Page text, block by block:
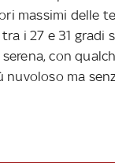
massimi delle
i 27 e 31 gradi
con
nuvoloso ma